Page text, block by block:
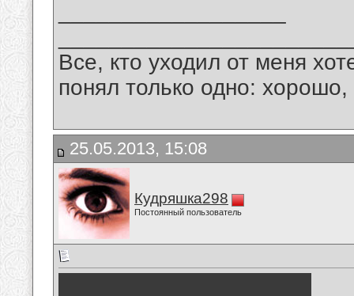
Все, кто уходил от меня
понял только одно:
25.05.2013, 15:08
Кудряшка298
Постоянный пользователь